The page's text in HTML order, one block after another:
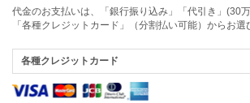
代金のお支払いは、「銀行振り込み」「代引き」(30
「各種クレジットカード」（分割払い可能）からお選
各種クレジットカード